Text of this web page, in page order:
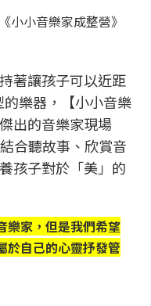
小小音樂家成整營》
著讓孩子可以近距
樂器，【小小音樂
出的音樂家現場
合聽故事、欣賞音
孩子對於「美」的
樂家，但是我們希望
於自己的心靈抒發管